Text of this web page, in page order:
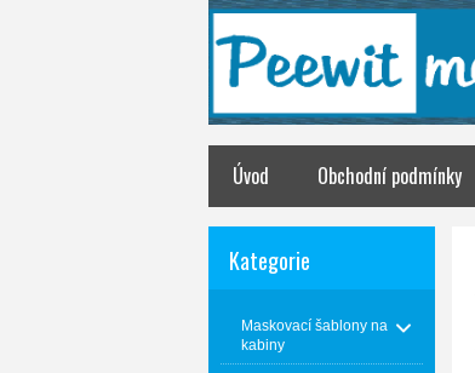
Úvod Obchodní podmínky
Kategorie
Maskovací šablony na
kabiny